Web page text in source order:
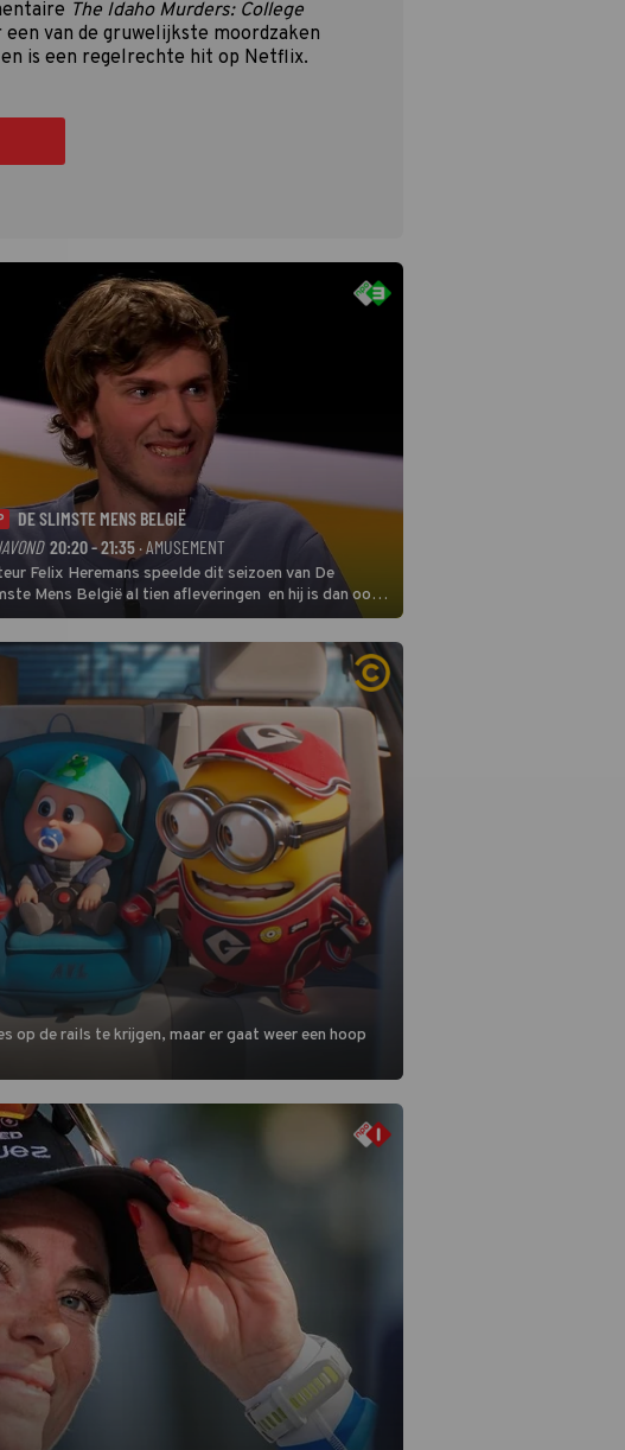
The Idaho Murders: College
een van de gruwelijkste moordzaken
is een regelrechte hit op Netflix.
DE SLIMSTE MENS BELGIË
20:20 - 21:35 · AMUSEMENT
Felix Heremans speelde dit seizoen van De
Mens België al tien afleveringen en hij is dan ook
favoriet in deze seizoensfinale. En er is
inbreng, want komiek Soundos El Ahmadi
plaats aan de jurytafel.
op de rails te krijgen, maar er gaat weer een hoop